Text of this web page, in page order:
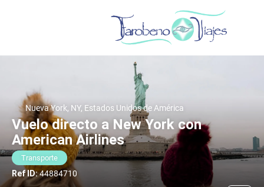
Nueva York, NY, Estados Unidos de América
Vuelo directo a New York con
American Airlines
Transporte
Ref ID:44884710